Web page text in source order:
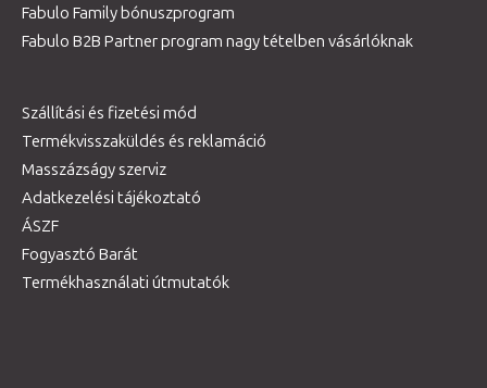
Fabulo Family bónuszprogram
Fabulo B2B Partner program nagy tételben vásárlóknak
Szállítási és fizetési mód
Termékvisszaküldés és reklamáció
Masszázságy szerviz
Adatkezelési tájékoztató
ÁSZF
Fogyasztó Barát
Termékhasználati útmutatók